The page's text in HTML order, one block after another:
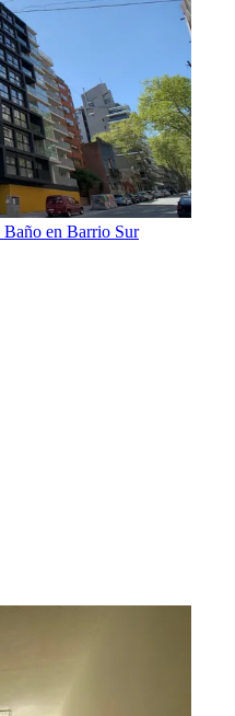
en Barrio Sur